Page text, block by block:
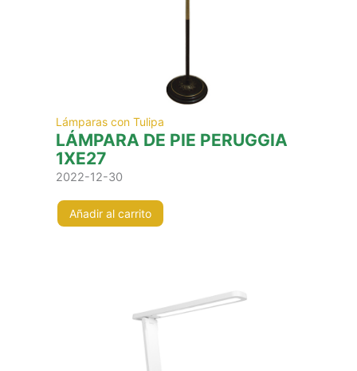
Lámparas con Tulipa
LÁMPARA DE PIE PERUGGIA
1XE27
2022-12-30
Añadir al carrito